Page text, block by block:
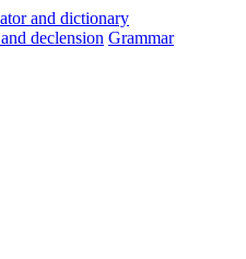
and declension Grammar